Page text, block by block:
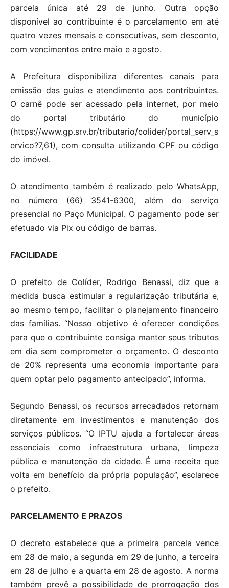
parcela única até 29 de junho. Outra opção
disponível ao contribuinte é o parcelamento em até
quatro vezes mensais e consecutivas, sem desconto,
com vencimentos entre maio e agosto.
A Prefeitura disponibiliza diferentes canais para
emissão das guias e atendimento aos contribuintes.
O carnê pode ser acessado pela internet, por meio
do portal tributário do município
(https://www.gp.srv.br/tributario/colider/portal_serv_s
ervico?7,61), com consulta utilizando CPF ou código
do imóvel.
O atendimento também é realizado pelo WhatsApp,
no número (66) 3541-6300, além do serviço
presencial no Paço Municipal. O pagamento pode ser
efetuado via Pix ou código de barras.
FACILIDADE
O prefeito de Colíder, Rodrigo Benassi, diz que a
medida busca estimular a regularização tributária e,
ao mesmo tempo, facilitar o planejamento financeiro
das famílias. “Nosso objetivo é oferecer condições
para que o contribuinte consiga manter seus tributos
em dia sem comprometer o orçamento. O desconto
de 20% representa uma economia importante para
quem optar pelo pagamento antecipado”, informa.
Segundo Benassi, os recursos arrecadados retornam
diretamente em investimentos e manutenção dos
serviços públicos. “O IPTU ajuda a fortalecer áreas
essenciais como infraestrutura urbana, limpeza
pública e manutenção da cidade. É uma receita que
volta em benefício da própria população”, esclarece
o prefeito.
PARCELAMENTO E PRAZOS
O decreto estabelece que a primeira parcela vence
em 28 de maio, a segunda em 29 de junho, a terceira
em 28 de julho e a quarta em 28 de agosto. A norma
também prevê a possibilidade de prorrogação dos